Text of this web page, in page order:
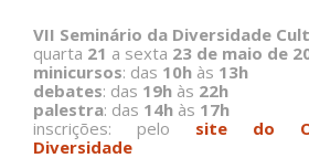
VII Seminário da Diversidade
quarta 21 a sexta 23 de maio de
minicursos: das 10h às 13h
debates: das 19h às 22h
palestra: das 14h às 17h
inscrições: pelo site do
Diversidade